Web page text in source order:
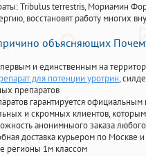
Tribulus terrestris, Мориамин
восстановят работу многих
объясняющих
и единственным на
для потенции уротрин,
препаратов
гарантируется
и скромных клиентов,
анонимныого заказа
доставка курьером по Москве
регионы 1м классом